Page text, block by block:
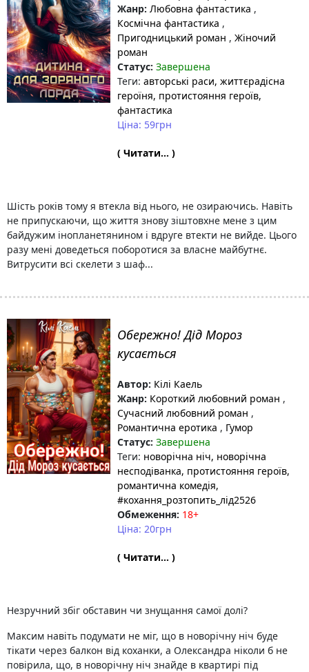
Жанр: Любовна фантастика ,
Космічна фантастика ,
Пригодницький роман , Жіночий
роман
Статус: Завершена
Теги: авторські раси, життєрадісна
героїня, протистояння героїв,
фантастика
Ціна: 59грн
( Читати... )
Шість років тому я втекла від нього, не озираючись. Навіть
не припускаючи, що життя знову зіштовхне мене з цим
байдужим інопланетянином і вдруге втекти не вийде. Цього
разу мені доведеться поборотися за власне майбутнє.
Витрусити всі скелети з шаф...
Обережно! Дід Мороз
кусається
Автор: Кілі Каель
Жанр: Короткий любовний роман ,
Сучасний любовний роман ,
Романтична еротика , Гумор
Статус: Завершена
Теги: новорічна ніч, новорічна
несподіванка, протистояння героїв,
романтична комедія,
#кохання_розтопить_лід2526
Обмеження: 18+
Ціна: 20грн
( Читати... )
Незручний збіг обставин чи знущання самої долі?
Максим навіть подумати не міг, що в новорічну ніч буде
тікати через балкон від коханки, а Олександра ніколи б не
повірила, що, в новорічну ніч знайде в квартирі під